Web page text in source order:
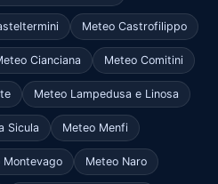
Meteo Castrofilippo
Cianciana Meteo Comitini
Meteo Lampedusa e Linosa
Sicula Meteo Menfi
Montevago Meteo Naro